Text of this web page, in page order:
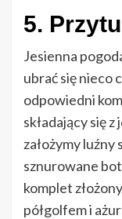
5.
Jesienna
ubrać się nieco
odpowiedni
składający się
założymy
sznurowane
komplet
półgolfem i